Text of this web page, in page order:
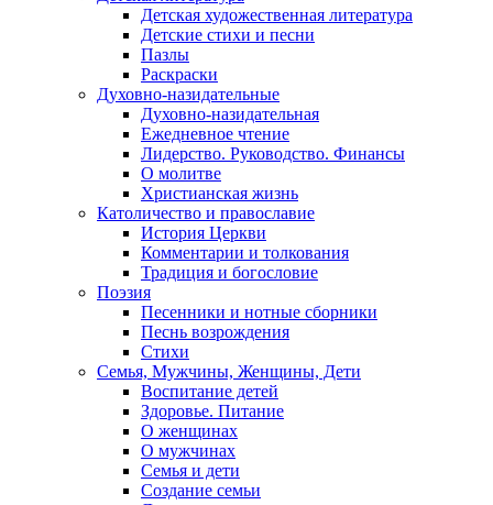
Детская художественная литература
Детские стихи и песни
Пазлы
Раскраски
Духовно-назидательные
Духовно-назидательная
Ежедневное чтение
Лидерство. Руководство. Финансы
О молитве
Христианская жизнь
Католичество и православие
История Церкви
Комментарии и толкования
Традиция и богословие
Поэзия
Песенники и нотные сборники
Песнь возрождения
Стихи
Семья, Мужчины, Женщины, Дети
Воспитание детей
Здоровье. Питание
О женщинах
О мужчинах
Семья и дети
Создание семьи